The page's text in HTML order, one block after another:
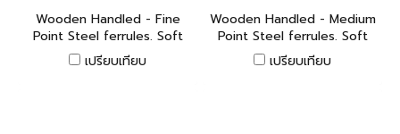
533-6702K
Wooden Handled - Fine
Point Steel ferrules. Soft
hair bristles.
เปรียบเทียบ
533-6721K, KEN-533-6722K
Wooden Handled - Medium
Point Steel ferrules. Soft
hair bristles.
เปรียบเทียบ